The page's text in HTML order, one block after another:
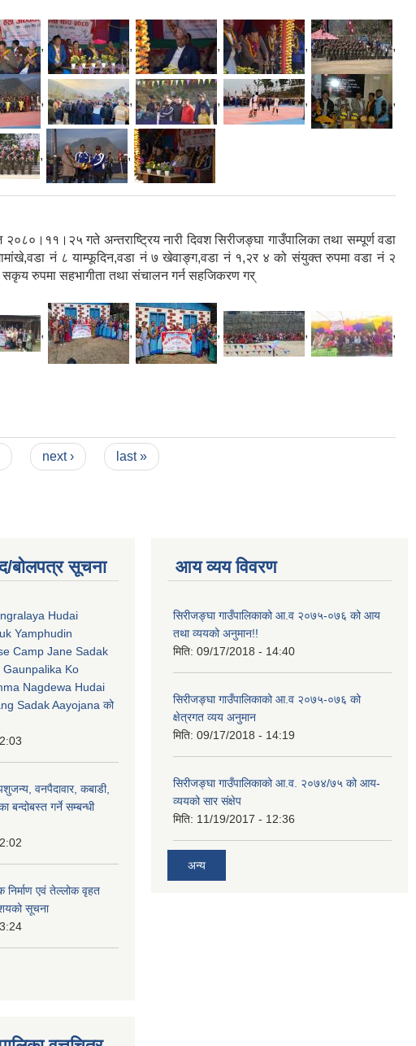
, , , , ,
, , , , ,
, ,
गते अन्तराष्ट्रिय नारी दिवश सिरीजङ्घा गाउँपालिका तथा सम्पूर्ण वडा
मामांखे,वडा नं ८ याम्फूदिन,वडा नं ७ खेवाङ्ग,वडा नं १,२र ४ को संयुक्त रुपमा वडा नं २
सकृय रुपमा सहभागीता तथा संचालन गर्न सहजिकरण गर्
, , , , ,
next › last »
बोलपत्र सूचना
Hudai
Yamphudin
Camp Jane Sadak
Gaunpalika Ko
Nagdewa Hudai
Sadak Aayojana को
वनपैदावार, कबाडी,
बन्दोबस्त गर्ने सम्बन्धी
एवं तेल्लोक वृहत
सूचना
आय व्यय विवरण
सिरीजङ्घा गाउँपालिकाको आ.व २०७५-०७६ को आय
तथा व्ययको अनुमान!!
मिति: 09/17/2018 - 14:40
सिरीजङ्घा गाउँपालिकाको आ.व २०७५-०७६ को
क्षेत्रगत व्यय अनुमान
मिति: 09/17/2018 - 14:19
सिरीजङ्घा गाउँपालिकाको आ.व. २०७४/७५ को आय-
व्ययको सार संक्षेप
मिति: 11/19/2017 - 12:36
अन्य